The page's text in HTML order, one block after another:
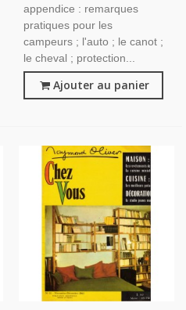
appendice : remarques
pratiques pour les
campeurs ; l'auto ; le canot ;
le cheval ; protection...
Ajouter au panier